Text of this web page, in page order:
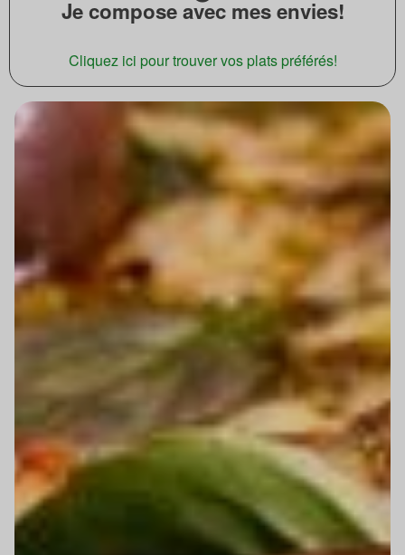
Je compose avec mes envies!
Cliquez ici pour trouver vos plats préférés!